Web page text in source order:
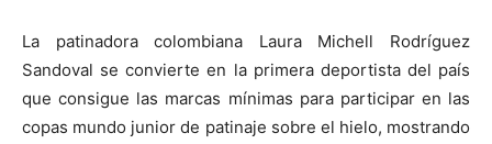
La patinadora colombiana Laura Michell Rodríguez
Sandoval se convierte en la primera deportista del país
que consigue las marcas mínimas para participar en las
copas mundo junior de patinaje sobre el hielo, mostrando